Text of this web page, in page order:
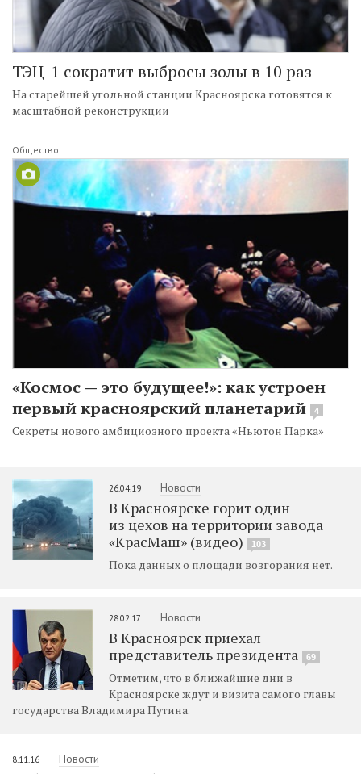
ТЭЦ-1 сократит выбросы золы в 10 раз
На старейшей угольной станции Красноярска готовятся к
масштабной реконструкции
Общество
«Космос — это будущее!»: как устроен
первый красноярский планетарий
4
Секреты нового амбициозного проекта «Ньютон Парка»
26.04.19 Новости
В Красноярске горит один
из цехов на территории завода
«КрасМаш» (видео)
103
Пока данных о площади возгорания нет.
28.02.17 Новости
В Красноярск приехал
представитель президента
69
Отметим, что в ближайшие дни в
Красноярске ждут и визита самого главы
государства Владимира Путина.
8.11.16 Новости